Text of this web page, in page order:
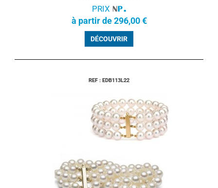
PRIX
à partir de 296,00 €
DÉCOUVRIR
REF : EDB113L22